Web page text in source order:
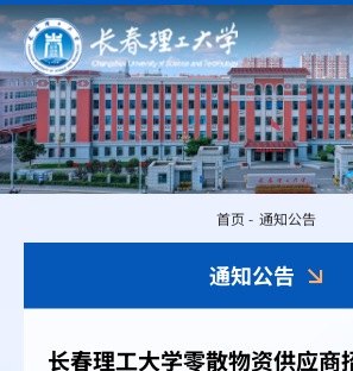
通知公告
首页 - 通知公告
长春理工大学零散物资供应